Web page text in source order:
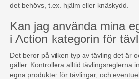
det behövs, t.ex. hjälm eller knäskydd.
Kan jag använda mina
i Action-kategorin för
Det beror på vilken typ av tävling det är
gäller. Kontrollera alltid tävlingsreglerna
egna produkter för tävlingar, och